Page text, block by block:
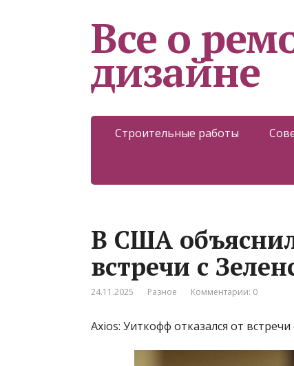
Все о
дизайне
Строительные работы
В США
встречи с
24.11.2025 Разное Комментарии: 0
Axios: Уиткофф отказался от